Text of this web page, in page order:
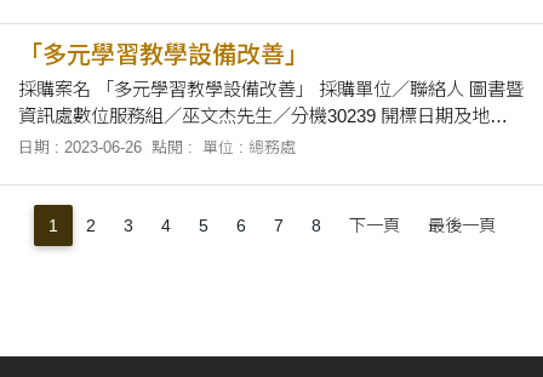
組領取招標有
「多元學習教學設備改善」
採購案名 「多元學習教學設備改善」 採購單位／聯絡人 圖書暨
資訊處數位服務組／巫文杰先生／分機30239 開標日期及地點
112年7月5日下午2時25分，在本校第一會議室當眾開標。 招標
（科技大樓S
日期 : 2023-06-26 點閱 : 單位 : 總務處
1 2 3 4 5 6 7 8 下一頁 最後一頁